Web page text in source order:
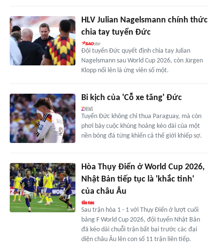
HLV Julian Nagelsmann chính thức
chia tay tuyển Đức
Đội tuyển Đức quyết định chia tay Julian
Nagelsmann sau World Cup 2026, còn Jürgen
Klopp nổi lên là ứng viên số một.
Bi kịch của 'Cỗ xe tăng' Đức
Tuyển Đức không chỉ thua Paraguay, mà còn
phơi bày cuộc khủng hoảng kéo dài của một
nền bóng đá từng khiến cả thế giới khiếp sợ.
Hòa Thụy Điển ở World Cup 2026,
Nhật Bản tiếp tục là 'khắc tinh'
của châu Âu
Sau trận hòa 1 - 1 với Thụy Điển ở lượt cuối
bảng F World Cup 2026, đội tuyển Nhật Bản
đã kéo dài chuỗi trận bất bại trước các đại
diện châu Âu lên con số 11 trận liên tiếp.